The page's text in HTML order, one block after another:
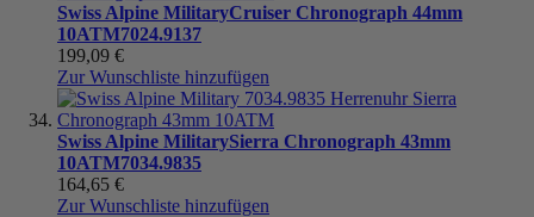
Swiss Alpine MilitaryCruiser Chronograph 44mm
10ATM7024.9137
199,09 €
Zur Wunschliste hinzufügen
Swiss Alpine MilitarySierra Chronograph 43mm
10ATM7034.9835
164,65 €
Zur Wunschliste hinzufügen